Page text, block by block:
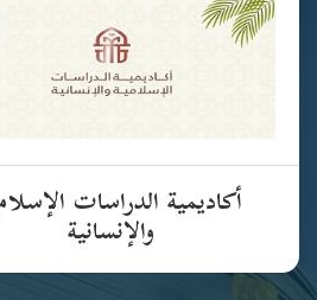
أكاديمية الدراسات
والإنسانية